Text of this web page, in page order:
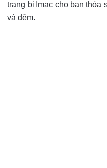
trang bị Imac cho bạn thỏa
và đêm.